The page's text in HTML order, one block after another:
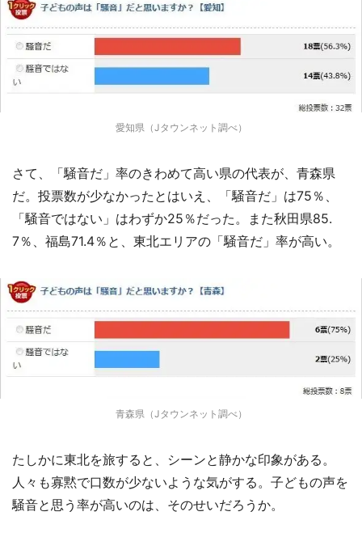
愛知県（Jタウンネット調べ）
さて、「騒音だ」率のきわめて高い県の代表が、青森県
だ。投票数が少なかったとはいえ、「騒音だ」は75％、
「騒音ではない」はわずか25％だった。また秋田県85.
7％、福島71.4％と、東北エリアの「騒音だ」率が高い。
青森県（Jタウンネット調べ）
たしかに東北を旅すると、シーンと静かな印象がある。
人々も寡黙で口数が少ないような気がする。子どもの声を
騒音と思う率が高いのは、そのせいだろうか。